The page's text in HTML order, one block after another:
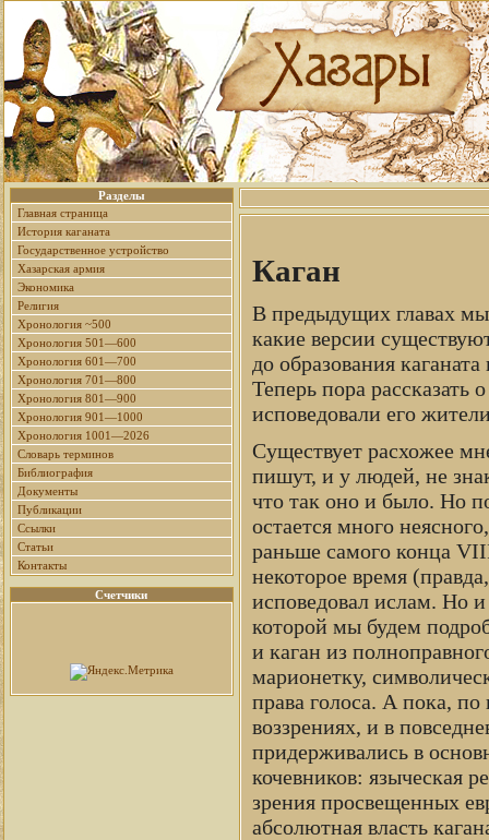
Разделы
Главная страница
История каганата
Государственное устройство
Хазарская армия
Экономика
Религия
Хронология ~500
Хронология 501—600
Хронология 601—700
Хронология 701—800
Хронология 801—900
Хронология 901—1000
Хронология 1001—2026
Словарь терминов
Библиография
Документы
Публикации
Ссылки
Статьи
Контакты
Счетчики
Каган
В предыдущих главах мы
какие версии
до образования
Теперь пора рассказать
исповедовали его
Существует расхожее
пишут, и у людей, не
что так оно и было. Но
остается много
раньше самого конца
некоторое время
исповедовал ислам. Но
которой мы будем
и каган из
марионетку,
права голоса. А пока,
воззрениях, и в
придерживались в
кочевников: языческая
зрения просвещенных
абсолютная власть